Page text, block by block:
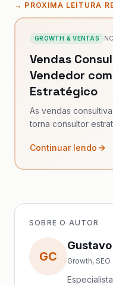
→ PRÓXIMA LEITURA
GROWTH & VENTAS
Vendas
Vendedor
Estratégico
As vendas
torna consultor
Continuar lendo
SOBRE O AUTOR
GC Growth,